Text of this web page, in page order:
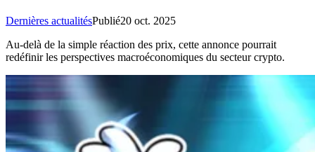
Dernières actualitésPublié20 oct. 2025
Au-delà de la simple réaction des prix, cette annonce pourrait
redéfinir les perspectives macroéconomiques du secteur crypto.